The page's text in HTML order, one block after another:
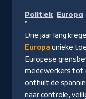
op
NPO
Start
Politiek Europa
Drie jaar lang
Europa unieke
Europese
medewerkers tot
onthult de
naar controle,